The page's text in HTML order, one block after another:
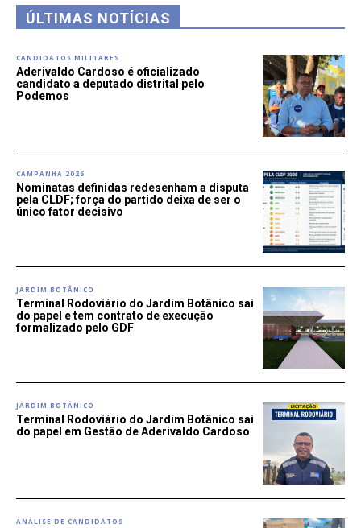
ÚLTIMAS NOTÍCIAS
CANDIDATOS MILITARES
Aderivaldo Cardoso é oficializado
candidato a deputado distrital pelo
Podemos
CAMPANHA 2026
Nominatas definidas redesenham a disputa
pela CLDF; força do partido deixa de ser o
único fator decisivo
JARDIM BOTÂNICO
Terminal Rodoviário do Jardim Botânico sai
do papel e tem contrato de execução
formalizado pelo GDF
JARDIM BOTÂNICO
Terminal Rodoviário do Jardim Botânico sai
do papel em Gestão de Aderivaldo Cardoso
ANÁLISE DE CANDIDATOS